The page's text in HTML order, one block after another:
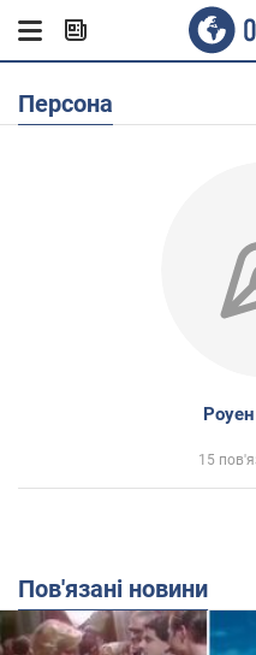
Персона
15
Пов'язані новини